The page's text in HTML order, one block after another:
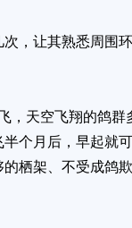
让其熟悉周围
天空飞翔的鸽群
个月后，早起就
栖架、不受成鸽